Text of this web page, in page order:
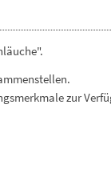
zur